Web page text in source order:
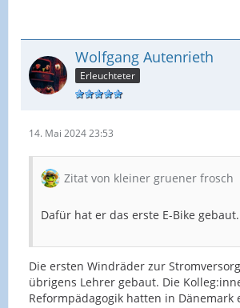
Wolfgang Autenrieth
Erleuchteter
14. Mai 2024 23:53
Zitat von kleiner gruener frosch
Dafür hat er das erste E-Bike
Die ersten Windräder zur
übrigens Lehrer gebaut. Die
Reformpädagogik hatten in Dänemark